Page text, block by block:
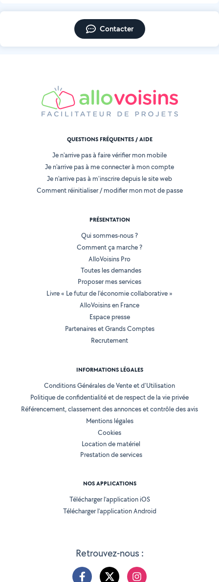
Contacter
Retrouvez-nous :
QUESTIONS FRÉQUENTES / AIDE
Je n'arrive pas à faire vérifier mon mobile
Je n'arrive pas à me connecter à mon compte
Je n'arrive pas à m'inscrire depuis le site web
Comment réinitialiser / modifier mon mot de passe
PRÉSENTATION
Qui sommes-nous ?
Comment ça marche ?
AlloVoisins Pro
Toutes les demandes
Proposer mes services
Livre « Le futur de l'économie collaborative »
AlloVoisins en France
Espace presse
Partenaires et Grands Comptes
Recrutement
INFORMATIONS LÉGALES
Conditions Générales de Vente et d'Utilisation
Politique de confidentialité et de respect de la vie privée
Référencement, classement des annonces et contrôle des avis
Mentions légales
Cookies
Location de matériel
Prestation de services
NOS APPLICATIONS
Télécharger l’application iOS
Télécharger l’application Android